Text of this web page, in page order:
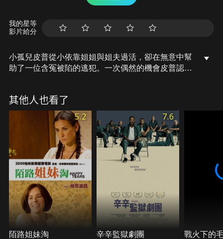
我的星等
影片給分
小孤兒皮普從小依靠姐姐與姐夫過活，卻在無意中幫
助了一位含冤被陷的逃犯。一次偶然的機會皮普認識
對所有男性的報復，皮普對哈維森小姐的養女艾絲黛
拉十分著迷，但艾絲黛拉對貧窮的他不屑一顧，這讓
皮普立志要成為上流社會的有錢人。後來皮普幫助過
的逃犯在國外發了財，在暗中資助皮普，使他踏入上
流社會，成為一名紳士…
其他人也看了
5.2
陌路姐妹淘
7.6
辛辛監獄劇團 戰火下的